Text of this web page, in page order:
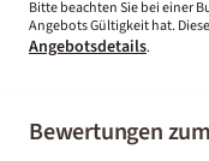
Bitte beachten Sie bei einer
Angebots Gültigkeit hat.
Angebotsdetails.
Bewertungen